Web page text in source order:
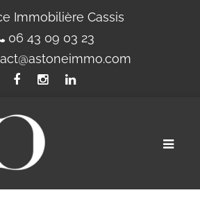
Immobilière Cassis
06 43 09 03 23
Toggle